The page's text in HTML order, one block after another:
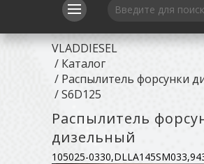
VLADDIESEL
/ Каталог
/ Распылитель форсунки
/S6D125
Распылитель
дизельный